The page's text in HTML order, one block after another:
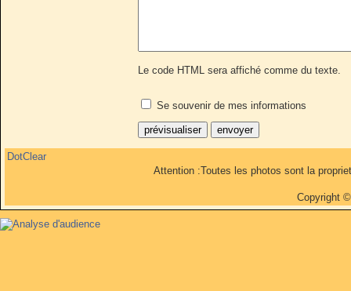
Le code HTML sera affiché comme du texte.
Se souvenir de mes informations
DotClear
Attention :Toutes les photos sont la
Copyright